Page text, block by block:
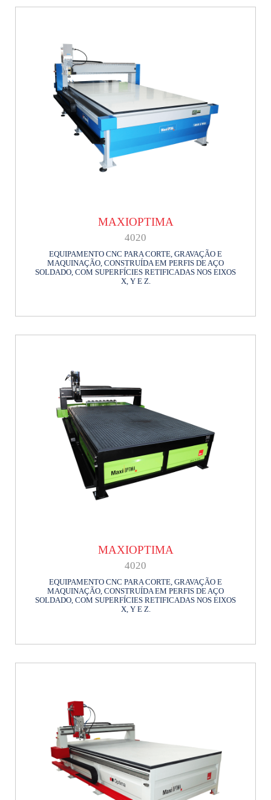
MAXIOPTIMA
4020
EQUIPAMENTO CNC PARA CORTE, GRAVAÇÃO E
MAQUINAÇÃO, CONSTRUÍDA EM PERFIS DE AÇO
SOLDADO, COM SUPERFÍCIES RETIFICADAS NOS EIXOS
X, Y E Z.
MAXIOPTIMA
4020
EQUIPAMENTO CNC PARA CORTE, GRAVAÇÃO E
MAQUINAÇÃO, CONSTRUÍDA EM PERFIS DE AÇO
SOLDADO, COM SUPERFÍCIES RETIFICADAS NOS EIXOS
X, Y E Z.